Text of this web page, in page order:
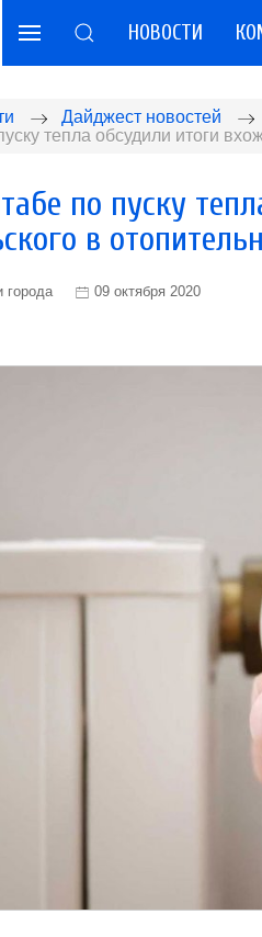
НОВОСТИ
Дайджест новостей
тепла обсудили итоги
по пуску
в
города 09 октября 2020